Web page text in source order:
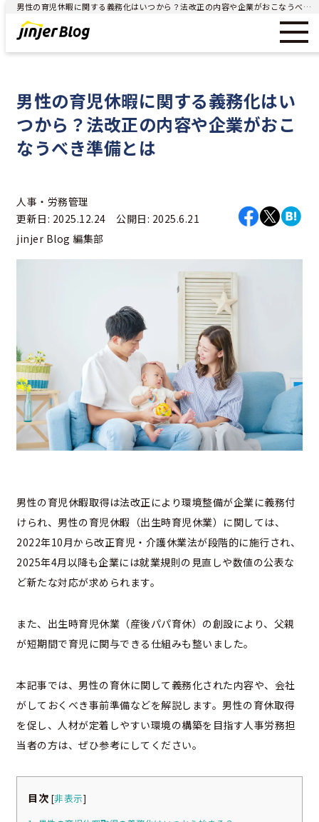
男性の育児休暇に関する義務化はいつから？法改正の内容や企業がおこなうべき準備とは - ジンジャー（jinjer）｜統合型人事システム
男性の育児休暇に関する義務化はい
つから？法改正の内容や企業がおこ
なうべき準備とは
人事・労務管理
更新日: 2025.12.24 公開日: 2025.6.21
jinjer Blog 編集部
男性の育児休暇取得は法改正により環境整備が企業に義務付
けられ、男性の育児休暇（出生時育児休業）に関しては、
2022年10月から改正育児・介護休業法が段階的に施行され、
2025年4月以降も企業には就業規則の見直しや数値の公表な
ど新たな対応が求められます。
また、出生時育児休業（産後パパ育休）の創設により、父親
が短期間で育児に関与できる仕組みも整いました。
本記事では、男性の育休に関して義務化された内容や、会社
がしておくべき事前準備などを解説します。男性の育休取得
を促し、人材が定着しやすい環境の構築を目指す人事労務担
当者の方は、ぜひ参考にしてください。
目次 [非表示]